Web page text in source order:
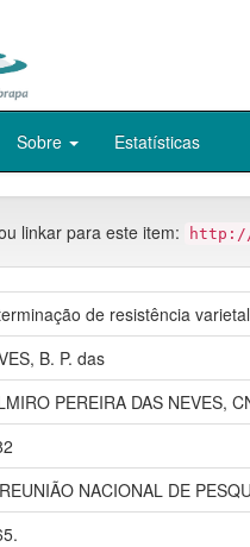
Sobre Estatísticas
linkar para este item: http://
de resistência
B. P. das
PEREIRA DAS NEVES,
NACIONAL DE